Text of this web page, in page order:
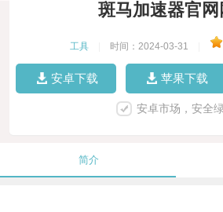
斑马加速器官网
工具 时间：2024-03-31
安卓下载 苹果下载
安卓市场，安全
简介